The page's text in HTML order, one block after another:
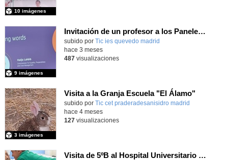
10 imágenes
Invitación de un profesor a los Paneles Europeos de Ciudadanos del mes de marzo 2026
subido por Tic ies quevedo madrid
9 imágenes
hace 3 meses
487visualizaciones
Visita a la Granja Escuela "El Álamo"
Contenido educativo.
subido por Tic cet praderadesanisidro madrid
3 imágenes
hace 4 meses
127visualizaciones
Visita de 5ºB al Hospital Universitario del Henares